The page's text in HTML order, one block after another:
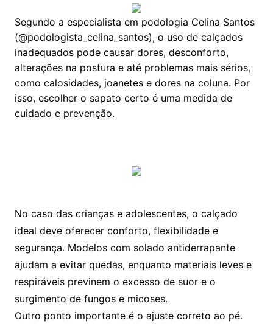
Segundo a especialista em podologia Celina Santos
(@podologista_celina_santos), o uso de calçados
inadequados pode causar dores, desconforto,
alterações na postura e até problemas mais sérios,
como calosidades, joanetes e dores na coluna. Por
isso, escolher o sapato certo é uma medida de
cuidado e prevenção.
No caso das crianças e adolescentes, o calçado
ideal deve oferecer conforto, flexibilidade e
segurança. Modelos com solado antiderrapante
ajudam a evitar quedas, enquanto materiais leves e
respiráveis previnem o excesso de suor e o
surgimento de fungos e micoses.
Outro ponto importante é o ajuste correto ao pé.